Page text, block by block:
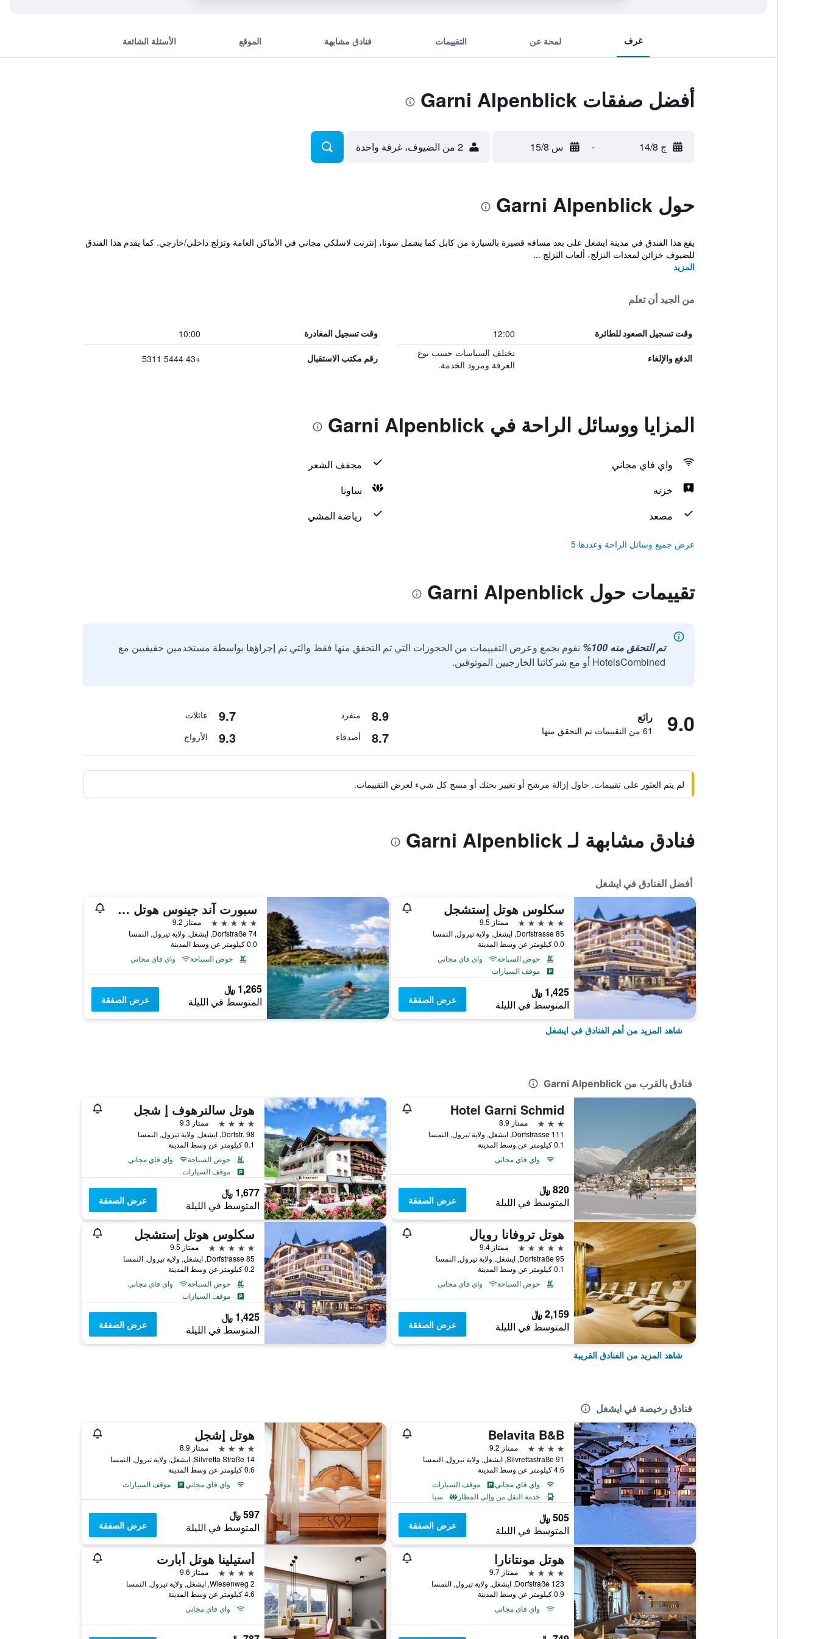
غرف لمحة عن التقييمات فنادق مشابهة الموقع الأسئلة الشائعة
أفضل صفقات Garni Alpenblick
ج 14/8 - س 15/8 2 من الضيوف، غرفة واحدة
حول Garni Alpenblick
يقع هذا الفندق في مدينة ايشغل على بعد مسافه قصيرة بالسيارة من كابل كما يشمل سونا، إنترنت لاسلكي مجاني في الأماكن العامة وتزلج داخلي/خارجي. كما يقدم هذا الفندق
للضيوف خزائن لمعدات التزلج، ألعاب الثزلج ...
المزيد
من الجيد أن تعلم
وقت تسجيل الصعود للطائرة 12:00 وقت تسجيل المغادرة 10:00
الدفع والإلغاء
تختلف السياسات حسب نوع
الغرفة ومزود الخدمة.
رقم مكتب الاستقبال +43 5444 5311
المزايا ووسائل الراحة في Garni Alpenblick
واي فاي مجاني
مجفف الشعر
خزنه
ساونا
مصعد
رياضة المشي
عرض جميع وسائل الراحة وعددها 5
تقييمات حول Garni Alpenblick
تم التحقق منه 100%
نقوم بجمع وعرض التقييمات من الحجوزات التي تم التحقق منها فقط والتي تم إجراؤها بواسطة مستخدمين حقيقيين مع
HotelsCombined أو مع شركائنا الخارجيين الموثوقين.
9.0 رائع
61 من التقييمات تم التحقق منها
8.9 منفرد 9.7 عائلات
8.7 أصدقاء 9.3 الأزواج
لم يتم العثور على تقييمات. حاول إزالة مرشح أو تغيير بحثك أو مسح كل شيء لعرض التقييمات.
فنادق مشابهة لـ Garni Alpenblick
أفضل الفنادق في ايشغل
سكلوس هوتل إستشجل
5 نجوم
ممتاز 9.5
Dorfstrasse 85, ايشغل, ولاية تيرول, النمسا
0.0 كيلومتر عن وسط المدينة
حوض السباحة
واي فاي مجاني
موقف السيارات
1,425 ﷼
المتوسط في الليلة عرض الصفقة
سبورت آند جينوس هوتل سيلفريتا
5 نجوم
ممتاز 9.2
Dorfstraße 74, ايشغل, ولاية تيرول, النمسا
0.0 كيلومتر عن وسط المدينة
حوض السباحة
واي فاي مجاني
1,265 ﷼
المتوسط في الليلة عرض الصفقة
شاهد المزيد من أهم الفنادق في ايشغل
فنادق بالقرب من Garni Alpenblick
Hotel Garni Schmid
3 نجوم
ممتاز 8.9
Dorfstrasse 111, ايشغل, ولاية تيرول, النمسا
0.1 كيلومتر عن وسط المدينة
واي فاي مجاني
820 ﷼
المتوسط في الليلة عرض الصفقة
هوتل سالنرهوف إ شجل
4 نجوم
ممتاز 9.3
Dorfstr. 98, ايشغل, ولاية تيرول, النمسا
0.1 كيلومتر عن وسط المدينة
حوض السباحة
واي فاي مجاني
موقف السيارات
1,677 ﷼
المتوسط في الليلة عرض الصفقة
هوتل تروفانا رويال
5 نجوم
ممتاز 9.4
Dorfstraße 95, ايشغل, ولاية تيرول, النمسا
0.1 كيلومتر عن وسط المدينة
حوض السباحة
واي فاي مجاني
2,159 ﷼
المتوسط في الليلة عرض الصفقة
سكلوس هوتل إستشجل
5 نجوم
ممتاز 9.5
Dorfstrasse 85, ايشغل, ولاية تيرول, النمسا
0.2 كيلومتر عن وسط المدينة
حوض السباحة
واي فاي مجاني
موقف السيارات
1,425 ﷼
المتوسط في الليلة عرض الصفقة
شاهد المزيد من الفنادق القريبة
فنادق رخيصة في ايشغل
Belavita B&B
4 نجوم
ممتاز 9.2
Silvrettastraße 91, ايشغل, ولاية تيرول, النمسا
4.6 كيلومتر عن وسط المدينة
واي فاي مجاني
موقف السيارات
خدمة النقل من وإلى المطار
سبا
505 ﷼
المتوسط في الليلة عرض الصفقة
هوتل إشجل
4 نجوم
ممتاز 8.9
Silvretta Straße 14, ايشغل, ولاية تيرول, النمسا
0.6 كيلومتر عن وسط المدينة
واي فاي مجاني
موقف السيارات
597 ﷼
المتوسط في الليلة عرض الصفقة
هوتل مونتانارا
4 نجوم
ممتاز 9.7
Dorfstraße 123, ايشغل, ولاية تيرول, النمسا
0.9 كيلومتر عن وسط المدينة
واي فاي مجاني
أستيلينا هوتل أبارت
4 نجوم
ممتاز 9.6
Wiesenweg 2, ايشغل, ولاية تيرول, النمسا
4.6 كيلومتر عن وسط المدينة
واي فاي مجاني